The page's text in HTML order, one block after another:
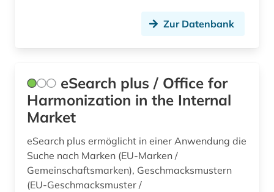
Zur Datenbank
eSearch plus / Office for
Harmonization in the Internal
Market
eSearch plus ermöglicht in einer Anwendung die
Suche nach Marken (EU-Marken /
Gemeinschaftsmarken), Geschmacksmustern
(EU-Geschmacksmuster /